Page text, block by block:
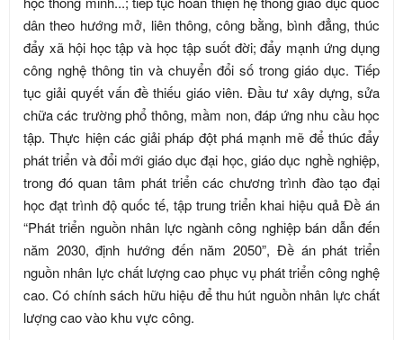
dân theo hướng mở, liên thông, công bằng, bình đẳng, thúc
đẩy xã hội học tập và học tập suốt đời; đẩy mạnh ứng dụng
công nghệ thông tin và chuyển đổi số trong giáo dục. Tiếp
tục giải quyết vấn đề thiếu giáo viên. Đầu tư xây dựng, sửa
chữa các trường phổ thông, mầm non, đáp ứng nhu cầu học
tập. Thực hiện các giải pháp đột phá mạnh mẽ để thúc đẩy
phát triển và đổi mới giáo dục đại học, giáo dục nghề nghiệp,
trong đó quan tâm phát triển các chương trình đào tạo đại
học đạt trình độ quốc tế, tập trung triển khai hiệu quả Đề án
“Phát triển nguồn nhân lực ngành công nghiệp bán dẫn đến
năm 2030, định hướng đến năm 2050”, Đề án phát triển
nguồn nhân lực chất lượng cao phục vụ phát triển công nghệ
cao. Có chính sách hữu hiệu để thu hút nguồn nhân lực chất
lượng cao vào khu vực công.